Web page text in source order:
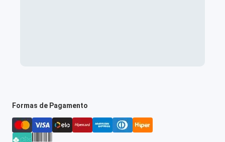
Formas de Pagamento